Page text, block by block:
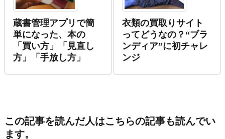
蔵書管理アプリで簡
単になった、本の
「買い方」「見直し
方」「手放し方」
衣類の買取りサイト
ってどうなの？“ブラ
ンディア”に初チャレ
ンジ
この記事を読んだ人はこちらの記事も読んでい
ます。